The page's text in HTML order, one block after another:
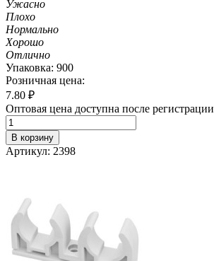
Ужасно
Плохо
Нормально
Хорошо
Отлично
Упаковка: 900
Розничная цена:
7.80 ₽
Оптовая цена доступна после регистрации
В корзину
Артикул: 2398